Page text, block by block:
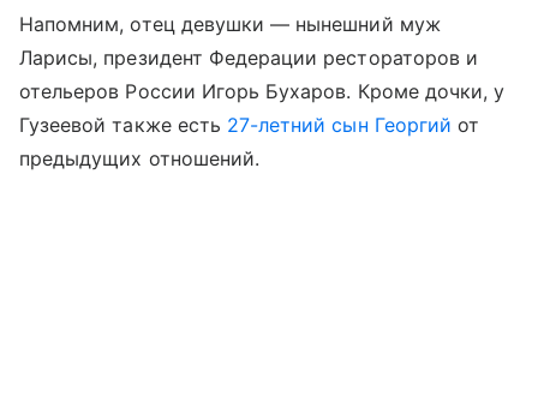
Напомним, отец девушки — нынешний муж
Ларисы, президент Федерации рестораторов и
отельеров России Игорь Бухаров. Кроме дочки, у
Гузеевой также есть 27-летний сын Георгий от
предыдущих отношений.